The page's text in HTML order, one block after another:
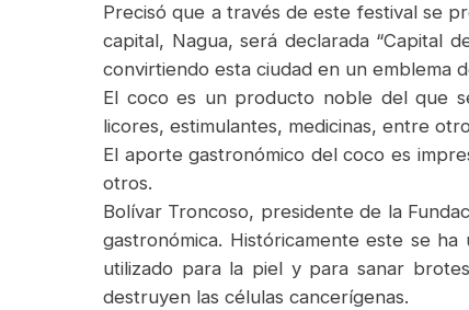
Precisó que a través de este festival se
capital, Nagua, será declarada “Capital
convirtiendo esta ciudad en un emblema
El coco es un producto noble del que
licores, estimulantes, medicinas, entre
El aporte gastronómico del coco es
otros.
Bolívar Troncoso, presidente de la
gastronómica. Históricamente este se
utilizado para la piel y para sanar
destruyen las células cancerígenas.